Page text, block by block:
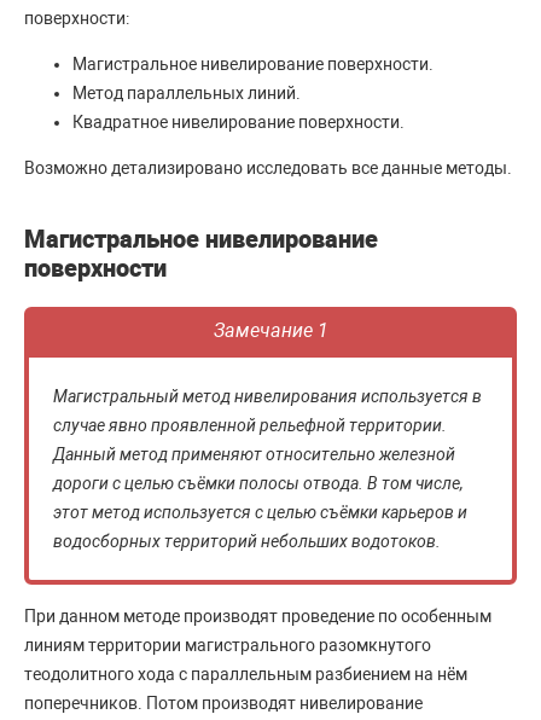
поверхности:
Магистральное нивелирование поверхности.
Метод параллельных линий.
Квадратное нивелирование поверхности.
Возможно детализировано исследовать все данные методы.
Магистральное нивелирование
поверхности
Замечание 1
Магистральный метод нивелирования используется в
случае явно проявленной рельефной территории.
Данный метод применяют относительно железной
дороги с целью съёмки полосы отвода. В том числе,
этот метод используется с целью съёмки карьеров и
водосборных территорий небольших водотоков.
При данном методе производят проведение по особенным
линиям территории магистрального разомкнутого
теодолитного хода с параллельным разбиением на нём
поперечников. Потом производят нивелирование